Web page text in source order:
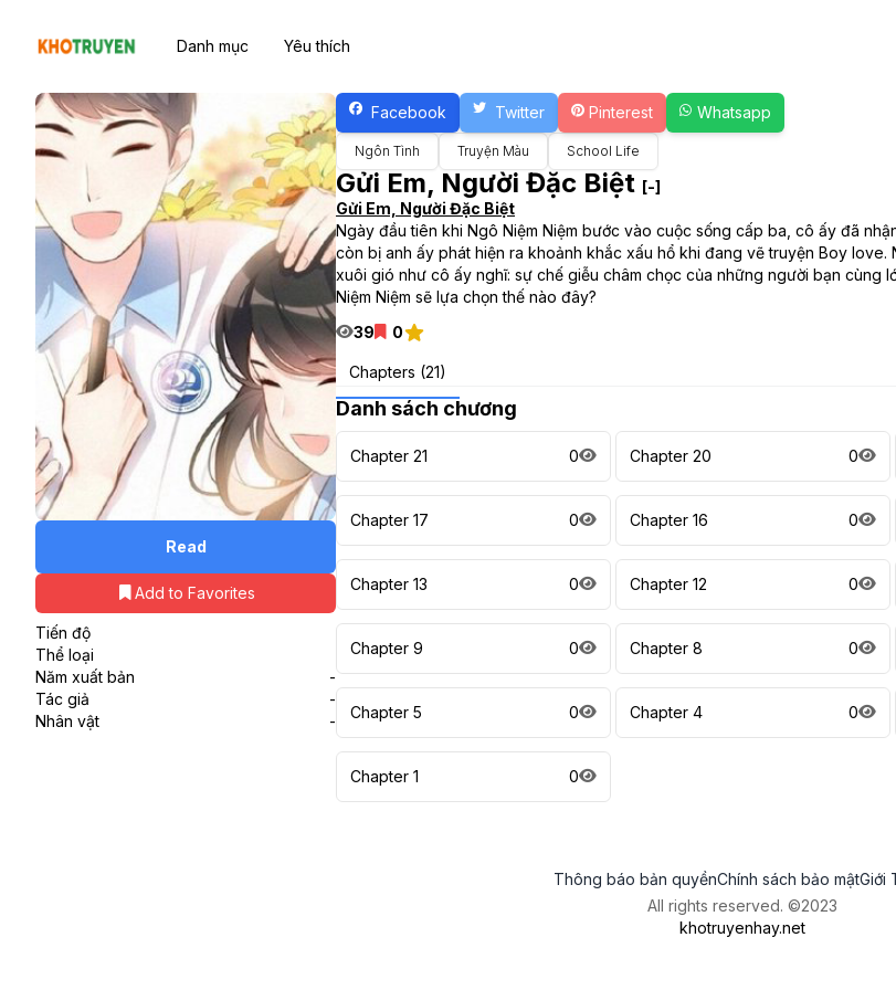
Danh mục Yêu thích
Read
Add to Favorites
Tiến độ
Thể loại
Năm xuất bản
-
Tác giả
-
Nhân vật
-
Facebook Twitter Pinterest Whatsapp
Ngôn Tình Truyện Màu School Life
Gửi Em, Người Đặc Biệt [-]
Gửi Em, Người Đặc Biệt
Ngày đầu tiên khi Ngô Niệm Niệm bước vào cuộc sống cấp ba, cô ấy đã
còn bị anh ấy phát hiện ra khoảnh khắc xấu hổ khi đang vẽ truyện Boy
xuôi gió như cô ấy nghĩ: sự chế giễu châm chọc của những người bạn cùng
Niệm Niệm sẽ lựa chọn thế nào đây?
39
0
Chapters (21)
Danh sách chương
Chapter 21 0 Chapter 20 0
Chapter 17 0 Chapter 16 0
Chapter 13 0 Chapter 12 0
Chapter 9 0 Chapter 8 0
Chapter 5 0 Chapter 4 0
Chapter 1 0
Thông báo bản quyềnChính sách bảo mậtGiới
All rights reserved. ©2023
khotruyenhay.net